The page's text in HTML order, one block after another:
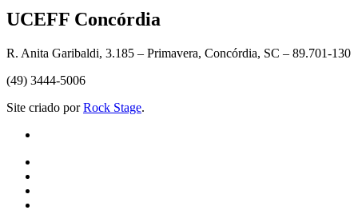
UCEFF Concórdia
R. Anita Garibaldi, 3.185 – Primavera, Concórdia, SC – 89.701-130
(49) 3444-5006
Site criado porRock Stage.